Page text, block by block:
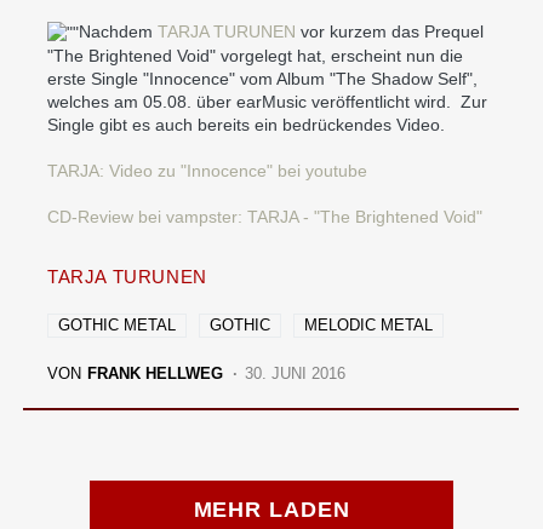
Nachdem TARJA TURUNEN vor kurzem das Prequel
"The Brightened Void" vorgelegt hat, erscheint nun die
erste Single "Innocence" vom Album "The Shadow Self",
welches am 05.08. über earMusic veröffentlicht wird. Zur
Single gibt es auch bereits ein bedrückendes Video.
TARJA: Video zu "Innocence" bei youtube
CD-Review bei vampster: TARJA - "The Brightened Void"
TARJA TURUNEN
GOTHIC METAL GOTHIC MELODIC METAL
VON FRANK HELLWEG 30. JUNI 2016
MEHR LADEN